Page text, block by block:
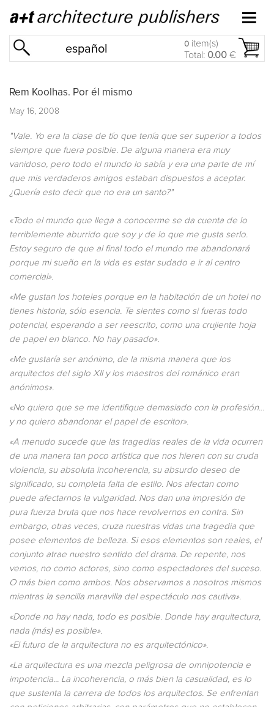
español 0 item(s)
Total: 0.00 €
Rem Koolhas. Por él mismo
May 16, 2008
"Vale. Yo era la clase de tío que tenía que ser superior a todos
siempre que fuera posible. De alguna manera era muy
vanidoso, pero todo el mundo lo sabía y era una parte de mí
que mis verdaderos amigos estaban dispuestos a aceptar.
¿Quería esto decir que no era un santo?"
«Todo el mundo que llega a conocerme se da cuenta de lo
terriblemente aburrido que soy y de lo que me gusta serlo.
Estoy seguro de que al final todo el mundo me abandonará
porque mi sueño en la vida es estar sudado e ir al centro
comercial».
«Me gustan los hoteles porque en la habitación de un hotel no
tienes historia, sólo esencia. Te sientes como si fueras todo
potencial, esperando a ser reescrito, como una crujiente hoja
de papel en blanco. No hay pasado».
«Me gustaría ser anónimo, de la misma manera que los
arquitectos del siglo XII y los maestros del románico eran
anónimos».
«No quiero que se me identifique demasiado con la profesión...
y no quiero abandonar el papel de escritor».
«A menudo sucede que las tragedias reales de la vida ocurren
de una manera tan poco artística que nos hieren con su cruda
violencia, su absoluta incoherencia, su absurdo deseo de
significado, su completa falta de estilo. Nos afectan como
puede afectarnos la vulgaridad. Nos dan una impresión de
pura fuerza bruta que nos hace revolvernos en contra. Sin
embargo, otras veces, cruza nuestras vidas una tragedia que
posee elementos de belleza. Si esos elementos son reales, el
conjunto atrae nuestro sentido del drama. De repente, nos
vemos, no como actores, sino como espectadores del suceso.
O más bien como ambos. Nos observamos a nosotros mismos
mientras la sencilla maravilla del espectáculo nos cautiva».
«Donde no hay nada, todo es posible. Donde hay arquitectura,
nada (más) es posible».
«El futuro de la arquitectura no es arquitectónico».
«La arquitectura es una mezcla peligrosa de omnipotencia e
impotencia... La incoherencia, o más bien la casualidad, es lo
que sustenta la carrera de todos los arquitectos. Se enfrentan